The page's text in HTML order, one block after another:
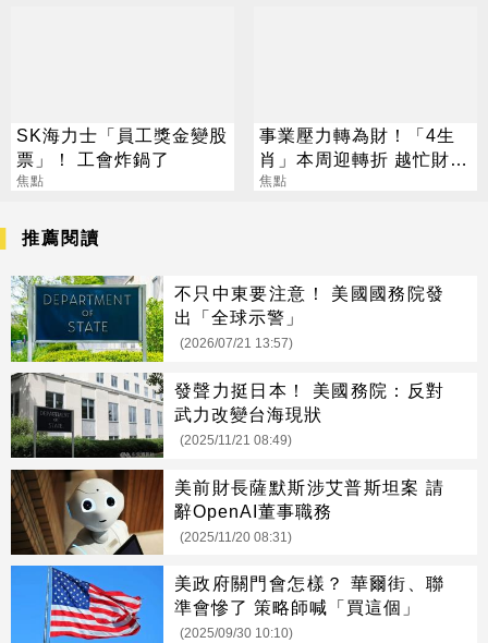
SK海力士「員工獎金變股
票」！ 工會炸鍋了
焦點
事業壓力轉為財！「4生
肖」本周迎轉折 越忙財運
越旺
焦點
推薦閱讀
不只中東要注意！ 美國國務院發
出「全球示警」
(2026/07/21 13:57)
發聲力挺日本！ 美國務院：反對
武力改變台海現狀
(2025/11/21 08:49)
美前財長薩默斯涉艾普斯坦案 請
辭OpenAI董事職務
(2025/11/20 08:31)
美政府關門會怎樣？ 華爾街、聯
準會慘了 策略師喊「買這個」
(2025/09/30 10:10)